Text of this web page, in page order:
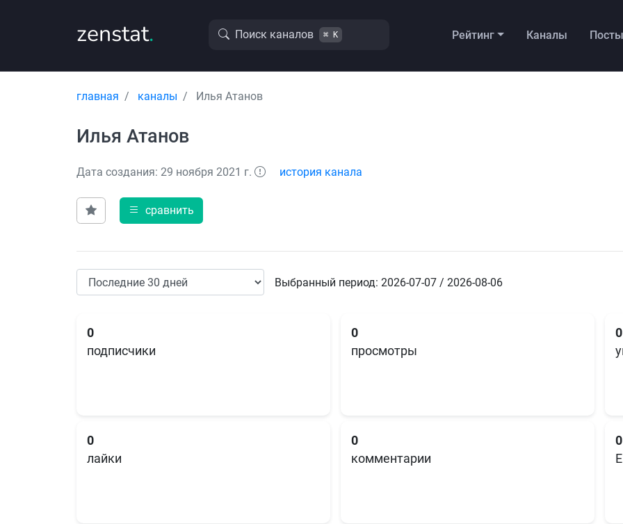
zenstat. Поиск каналов ⌘ K Рейтинг Каналы Посты
главная каналы Илья Атанов
Илья Атанов
Дата создания: 29 ноября 2021 г. история канала
сравнить
Выбранный период: 2026-07-07 / 2026-08-06
0
подписчики
0
просмотры
0
0
лайки
0
комментарии
0